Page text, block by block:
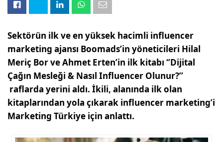
Sektörün ilk ve en yüksek hacimli influencer
marketing ajansı Boomads’in yöneticileri Hilal
Meriç Bor ve Ahmet Erten’in ilk kitabı ‘’Dijital
Çağın Mesleği & Nasıl Influencer Olunur?’’
raflarda yerini aldı. İkili, alanında ilk olan
kitaplarından yola çıkarak influencer marketing’i
Marketing Türkiye için anlattı.